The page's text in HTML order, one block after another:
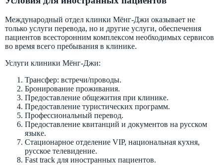
Международный отдел клинки Мёнг-Джи оказывает не
только услуги перевода, но и другие услуги, обеспечения
пациентов всесторонним комплексом необходимых сервисов
во время всего пребывания в клинике.
Услуги клиники Мёнг-Джи:
Трансфер: встречи/проводы.
Бронирование проживания.
Предоставление общежития при клинике.
Предоставление туристических программ.
Профессиональный перевод.
Предоставление квитанций и документов на русском
языке.
Стационарное отделение VIP, национальная кухня,
русское телевидение.
Fast track для иностранных пациентов.